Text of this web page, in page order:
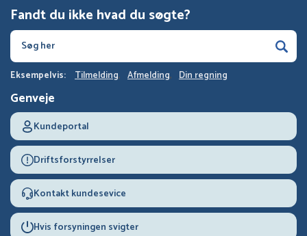
Fandt du ikke hvad du søgte?
Eksempelvis: Tilmelding Afmelding Din regning
Genveje
Kundeportal
Driftsforstyrrelser
Kontakt kundesevice
Hvis forsyningen svigter